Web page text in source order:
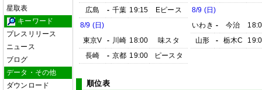
星取表
キーワード
プレスリリース
ニュース
ブログ
データ・その他
ダウンロード
広島
- 千葉 19:15
Eピース
8/9 (日)
東京V
- 川崎 18:00
味スタ
長崎
- 京都 19:00 ピースタ
8/9 (日)
いわき - 今治
山形
- 栃木C
順位表